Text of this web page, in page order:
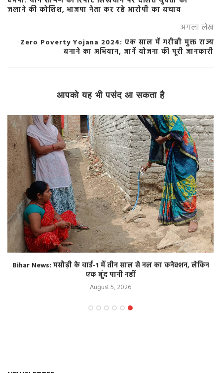
जलाने की कोशिश, भाजपा नेता कर रहे आरोपी का बचाव
अगला लेख
Zero Poverty Yojana 2024: एक साल में गरीबी मुक्त राज्य
बनाने का अभियान, जानें योजना की पूरी जानकारी
आपको यह भी पसंद आ सकता है
Bihar News: मसौढ़ी के वार्ड-1 में तीन साल से नल का कनेक्शन, लेकिन
एक बूंद पानी नहीं
August 5, 2026